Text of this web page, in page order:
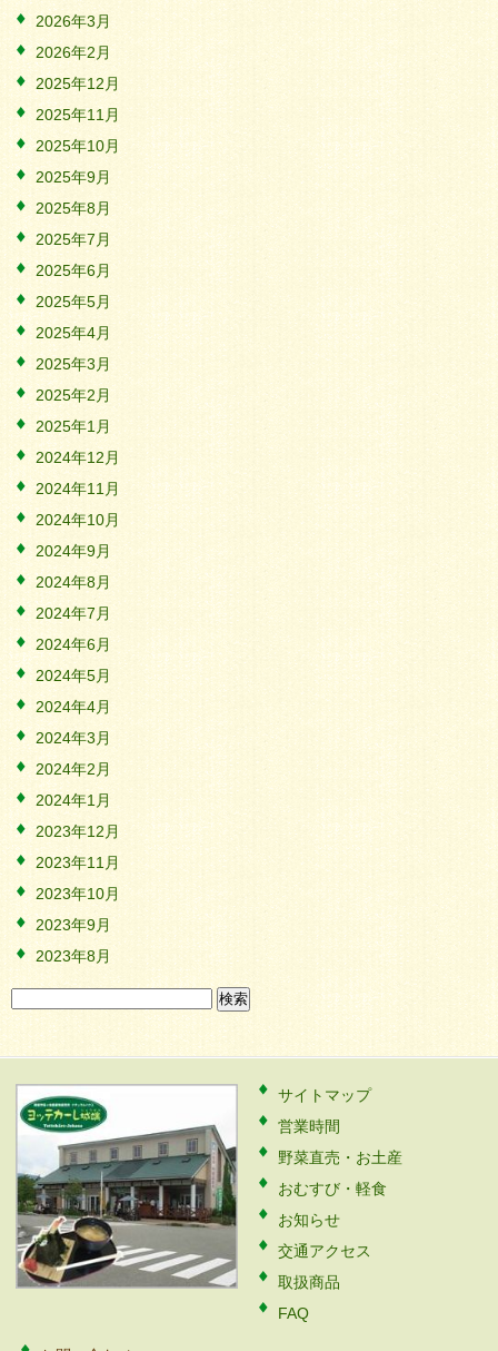
2026年3月
2026年2月
2025年12月
2025年11月
2025年10月
2025年9月
2025年8月
2025年7月
2025年6月
2025年5月
2025年4月
2025年3月
2025年2月
2025年1月
2024年12月
2024年11月
2024年10月
2024年9月
2024年8月
2024年7月
2024年6月
2024年5月
2024年4月
2024年3月
2024年2月
2024年1月
2023年12月
2023年11月
2023年10月
2023年9月
2023年8月
検
索:
サイトマップ
営業時間
野菜直売・お土産
おむすび・軽食
お知らせ
交通アクセス
取扱商品
FAQ